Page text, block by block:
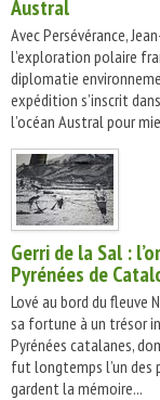
Austral
Avec Persévérance,
l’exploration polaire
diplomatie
expédition s’inscrit
l’océan Austral pour
Gerri de la Sal :
Pyrénées de
Lové au bord du fleuve
sa fortune à un trésor
Pyrénées catalanes,
fut longtemps l’un des
gardent la mémoire...